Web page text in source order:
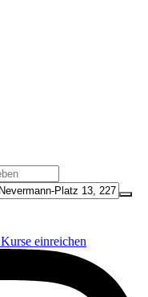
Kurse einreichen